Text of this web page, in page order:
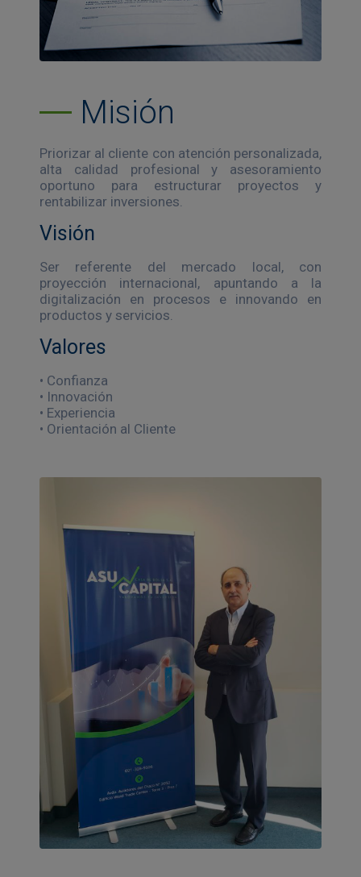
Misión
Priorizar al cliente con atención personalizada,
alta calidad profesional y asesoramiento
oportuno para estructurar proyectos y
rentabilizar inversiones.
Visión
Ser referente del mercado local, con
proyección internacional, apuntando a la
digitalización en procesos e innovando en
productos y servicios.
Valores
• Confianza
• Innovación
• Experiencia
• Orientación al Cliente